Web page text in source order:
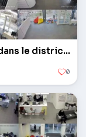
TsPAU dans le district de Souvorov
0